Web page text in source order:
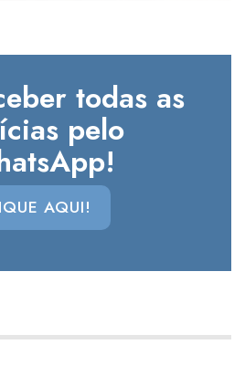
todas as
pelo
AQUI!